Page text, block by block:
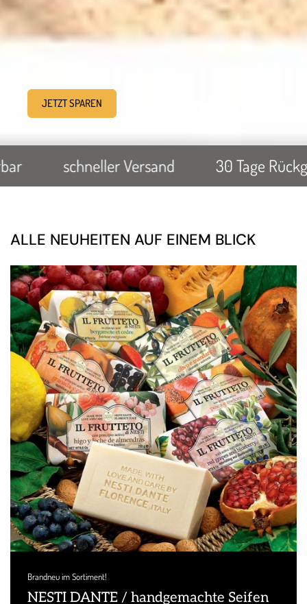
JETZT SPAREN
30 Tage Rückgaberecht
ALLE NEUHEITEN AUF EINEM BLICK
Brandneu im Sortiment!
NESTI DANTE / handgemachte Seifen